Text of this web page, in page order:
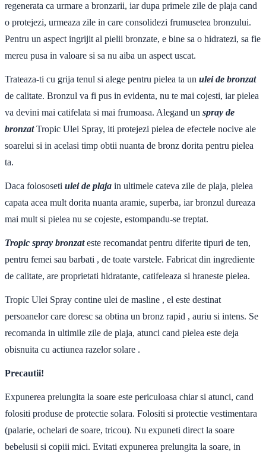
regenerata ca urmare a bronzarii, iar dupa primele zile de plaja cand
o protejezi, urmeaza zile in care consolidezi frumusetea bronzului.
Pentru un aspect ingrijit al pielii bronzate, e bine sa o hidratezi, sa fie
mereu pusa in valoare si sa nu aiba un aspect uscat.
Trateaza-ti cu grija tenul si alege pentru pielea ta un ulei de bronzat
de calitate. Bronzul va fi pus in evidenta, nu te mai cojesti, iar pielea
va devini mai catifelata si mai frumoasa. Alegand un spray de
bronzatTropic Ulei Spray, iti protejezi pielea de efectele nocive ale
soarelui si in acelasi timp obtii nuanta de bronz dorita pentru pielea
ta.
Daca folososeti ulei de plaja in ultimele cateva zile de plaja, pielea
capata acea mult dorita nuanta aramie, superba, iar bronzul dureaza
mai mult si pielea nu se cojeste, estompandu-se treptat.
Tropic spray bronzateste recomandat pentru diferite tipuri de ten,
pentru femei sau barbati , de toate varstele. Fabricat din ingrediente
de calitate, are proprietati hidratante, catifeleaza si hraneste pielea.
Tropic Ulei Spray contine ulei de masline , el este destinat
persoanelor care doresc sa obtina un bronz rapid , auriu si intens. Se
recomanda in ultimile zile de plaja, atunci cand pielea este deja
obisnuita cu actiunea razelor solare .
Precautii!
Expunerea prelungita la soare este periculoasa chiar si atunci, cand
folositi produse de protectie solara. Folositi si protectie vestimentara
(palarie, ochelari de soare, tricou). Nu expuneti direct la soare
bebelusii si copiii mici. Evitati expunerea prelungita la soare, in